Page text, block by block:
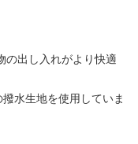
の出し入れがより快適
水生地を使用していま